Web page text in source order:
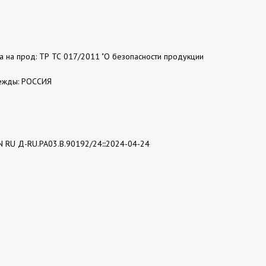
на прод: ТР ТС 017/2011 "О безопасности продукции
РОССИЯ
RU Д-RU.РА03.В.90192/24:::2024-04-24